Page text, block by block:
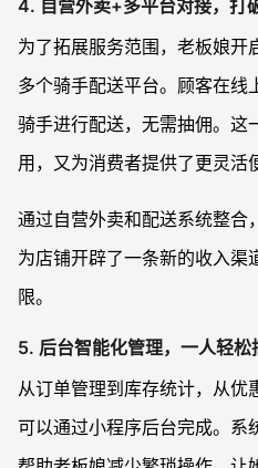
4. 自营外卖+多平台对接，打
为了拓展服务范围，老板娘开
多个骑手配送平台。顾客在线
骑手进行配送，无需抽佣。这
用，又为消费者提供了更灵活
通过自营外卖和配送系统整合
为店铺开辟了一条新的收入渠
限。
5. 后台智能化管理，一人轻松
从订单管理到库存统计，从优
可以通过小程序后台完成。系